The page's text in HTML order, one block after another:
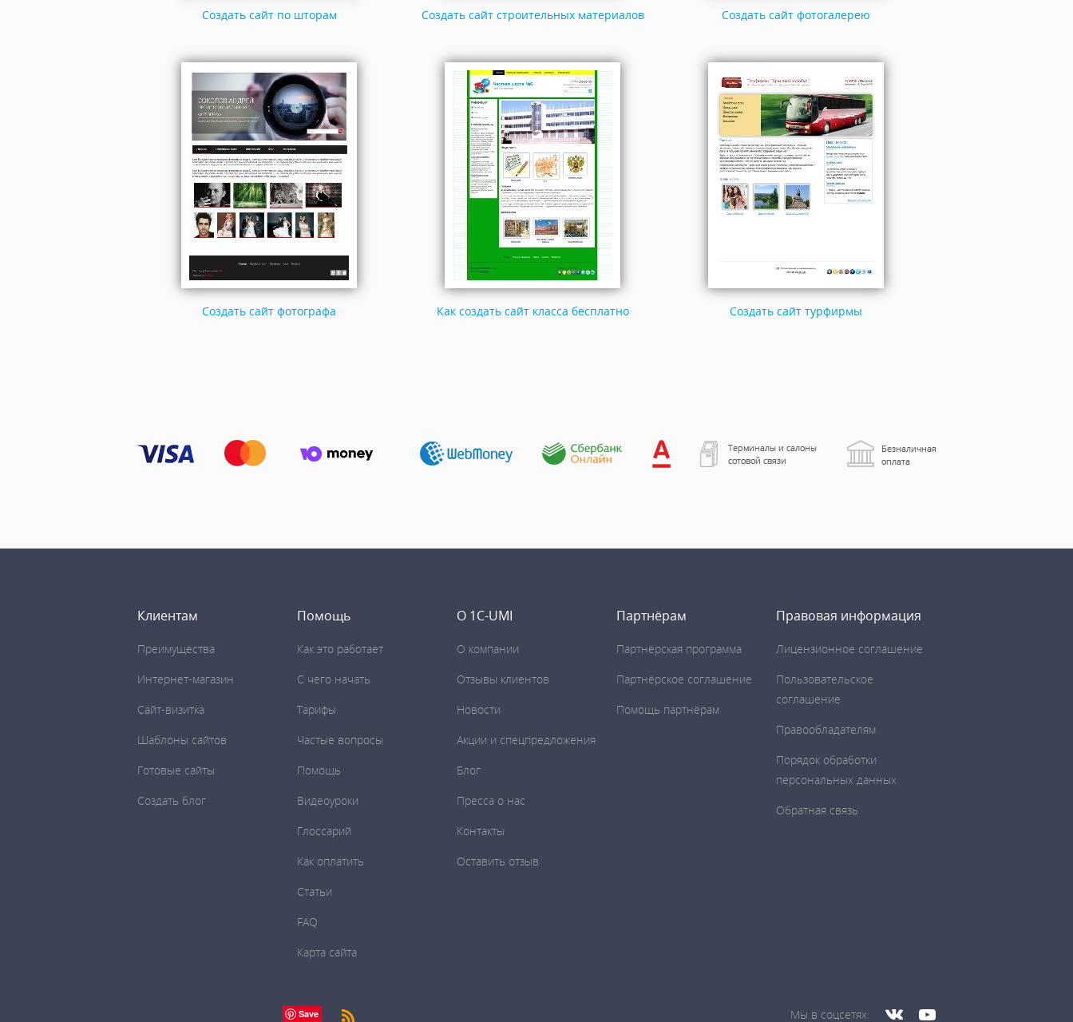
Создать сайт по шторам Создать сайт строительных материалов Создать сайт фотогалерею
Создать сайт фотографа Как создать сайт класса бесплатно Создать сайт турфирмы
Клиентам
Преимущества
Интернет-магазин
Сайт-визитка
Шаблоны сайтов
Готовые сайты
Создать блог
Помощь
Как это работает
C чего начать
Тарифы
Частые вопросы
Помощь
Видеоуроки
Глоссарий
Как оплатить
Статьи
FAQ
Карта сайта
О 1C-UMI
О компании
Отзывы клиентов
Новости
Акции и спецпредложения
Блог
Пресса о нас
Контакты
Оставить отзыв
Партнёрам
Партнёрская программа
Партнёрское соглашение
Помощь партнёрам
Правовая информация
Лицензионное соглашение
Пользовательское
соглашение
Правообладателям
Порядок обработки
персональных данных
Обратная связь
Save Мы в соцсетях: